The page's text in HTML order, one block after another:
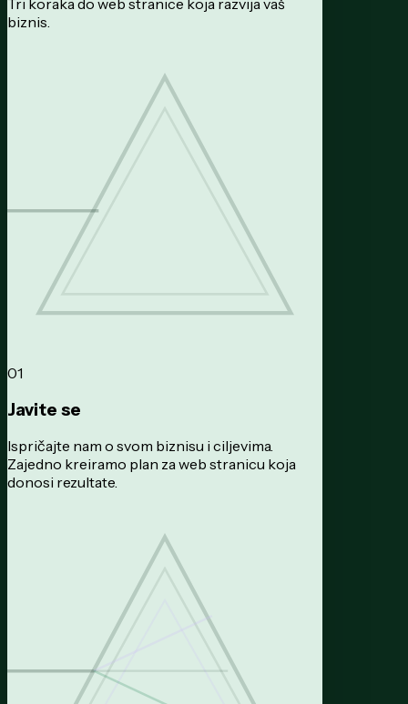
Tri koraka do web stranice koja razvija vaš
biznis.
01
Javite se
Ispričajte nam o svom biznisu i ciljevima.
Zajedno kreiramo plan za web stranicu koja
donosi rezultate.